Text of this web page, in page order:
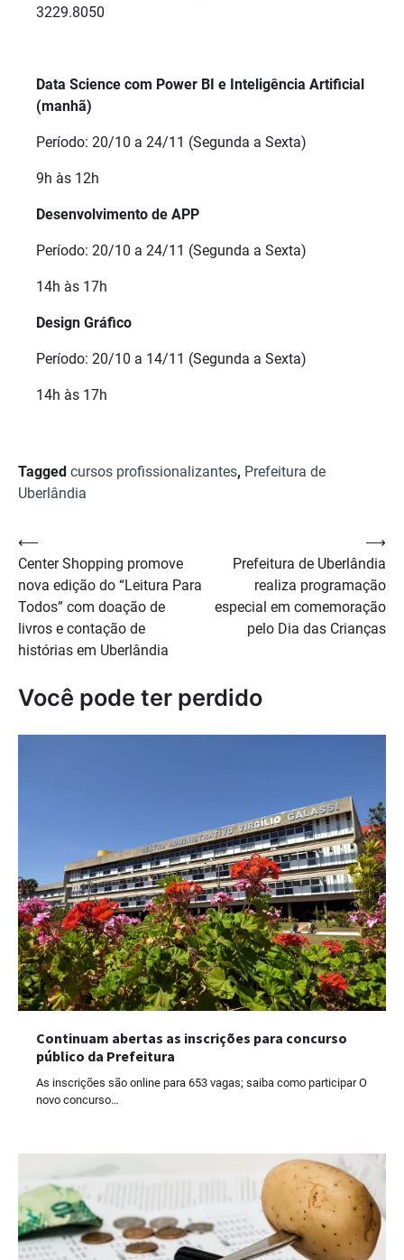
3229.8050
Data Science com Power BI e Inteligência Artificial
(manhã)
Período: 20/10 a 24/11 (Segunda a Sexta)
9h às 12h
Desenvolvimento de APP
Período: 20/10 a 24/11 (Segunda a Sexta)
14h às 17h
Design Gráfico
Período: 20/10 a 14/11 (Segunda a Sexta)
14h às 17h
Tagged cursos profissionalizantes, Prefeitura de
Uberlândia
Navegação
de
Post
⟵
Center Shopping promove
nova edição do “Leitura Para
Todos” com doação de
livros e contação de
histórias em Uberlândia
Prefeitura de Uberlândia
realiza programação
especial em comemoração
pelo Dia das Crianças
⟶
Você pode ter perdido
Continuam abertas as inscrições para concurso
público da Prefeitura
As inscrições são online para 653 vagas; saiba como participar O
novo concurso…